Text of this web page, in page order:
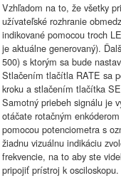
Vzhľadom na to, že všetky
užívateľské rozhranie
indikované pomocou troch
je aktuálne generovaný).
500) s ktorým sa bude
Stlačením tlačítla RATE sa
kroku a stlačením tlačítka
Samotný priebeh signálu je
otáčate rotačným
pomocou potenciometra s
žiadnu vizuálnu indikáciu
frekvencie, na to aby ste
pripojiť prístroj k osciloskopu.